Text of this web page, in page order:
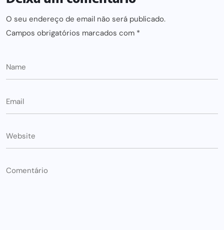
O seu endereço de email não será publicado.
Campos obrigatórios marcados com *